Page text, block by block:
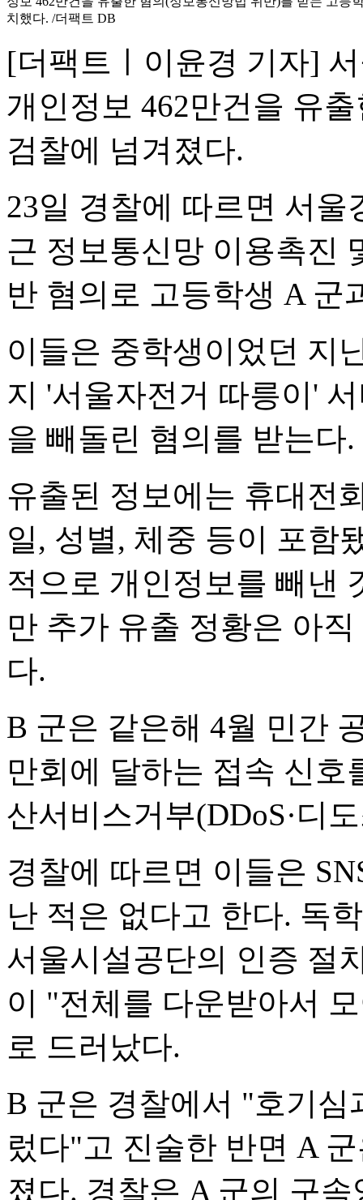
치했다. /더팩트 DB
[더팩트ㅣ이윤경 기자]
개인정보 462만건을 유
검찰에 넘겨졌다.
23일 경찰에 따르면 서
근 정보통신망 이용촉진
반 혐의로 고등학생 A 군
이들은 중학생이었던 지
지 '서울자전거 따릉이'
을 빼돌린 혐의를 받는다.
유출된 정보에는 휴대전
일, 성별, 체중 등이 포함
적으로 개인정보를 빼낸
만 추가 유출 정황은 아
다.
B 군은 같은해 4월 민간
만회에 달하는 접속 신호
산서비스거부(DDoS·디
경찰에 따르면 이들은
난 적은 없다고 한다. 독
서울시설공단의 인증 절
이 "전체를 다운받아서
로 드러났다.
B 군은 경찰에서 "호기
렀다"고 진술한 반면 A
졌다. 경찰은 A 군의 구